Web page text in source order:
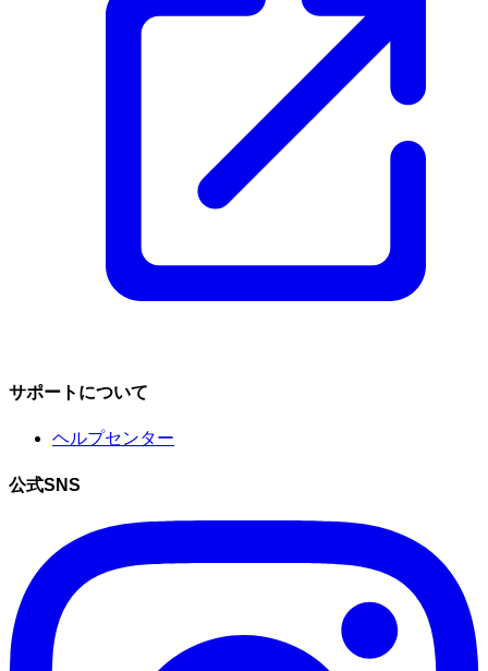
サポートについて
ヘルプセンター
公式SNS